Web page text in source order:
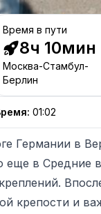
Время в пути
8ч 10мин
Москва-Стамбул-
Берлин
: 01:02
Германии в
еще в Средние
крепости и